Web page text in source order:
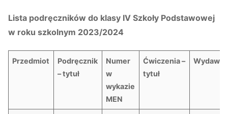
Lista podręczników do klasy IV Szkoły Podstawowej
w roku szkolnym 2023/2024
Przedmiot
Podręcznik
– tytuł
Numer
w
wykazie
MEN
Ćwiczenia –
tytuł